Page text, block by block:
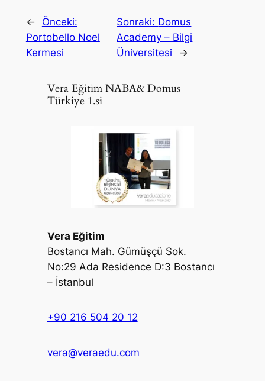
←
Önceki:
Portobello Noel
Kermesi
Sonraki: Domus
Academy – Bilgi
Üniversitesi
→
Vera Eğitim NABA& Domus
Türkiye 1.si
Vera Eğitim
Bostancı Mah. Gümüşçü Sok.
No:29 Ada Residence D:3 Bostancı
– İstanbul
+90 216 504 20 12
vera@veraedu.com